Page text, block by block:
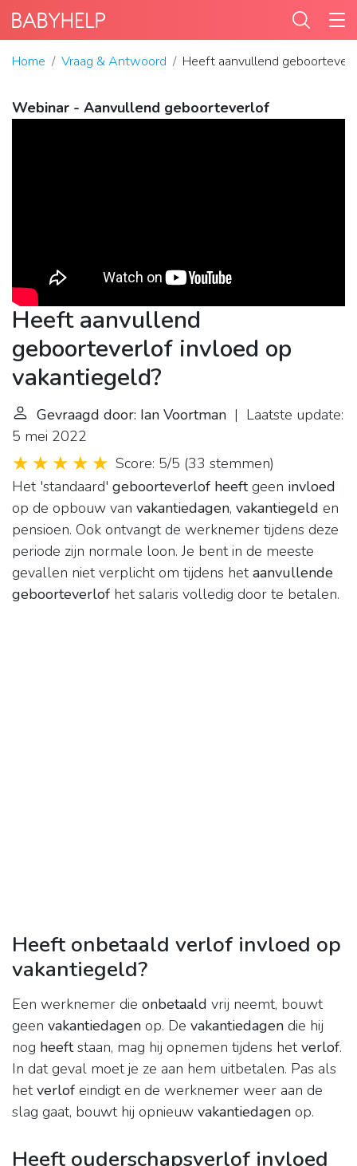
Home Vraag & Antwoord Heeft aanvullend
Webinar - Aanvullend geboorteverlof
Heeft aanvullend
geboorteverlof invloed op
vakantiegeld?
Gevraagd door: Ian Voortman | Laatste update:
5 mei 2022
Score: 5/5 (33 stemmen)
Het 'standaard' geboorteverlof heeftgeen invloed
op de opbouw van vakantiedagen, vakantiegeld en
pensioen. Ook ontvangt de werknemer tijdens deze
periode zijn normale loon. Je bent in de meeste
gevallen niet verplicht om tijdens hetaanvullende
geboorteverlof het salaris volledig door te betalen.
Heeft onbetaald verlof invloed op
vakantiegeld?
Een werknemer die onbetaald vrij neemt, bouwt
geen vakantiedagen op. De vakantiedagen die hij
nog heeftstaan, mag hij opnemen tijdens hetverlof.
In dat geval moet je ze aan hem uitbetalen. Pas als
hetverlof eindigt en de werknemer weer aan de
slag gaat, bouwt hij opnieuw vakantiedagen op.
Heeft ouderschapsverlof invloed